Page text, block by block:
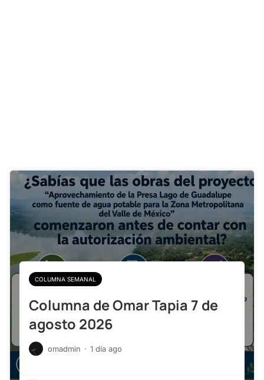
COLUMNA SEMANAL
Columna de Omar Tapia 7 de
agosto 2026
omadmin · 1 día ago